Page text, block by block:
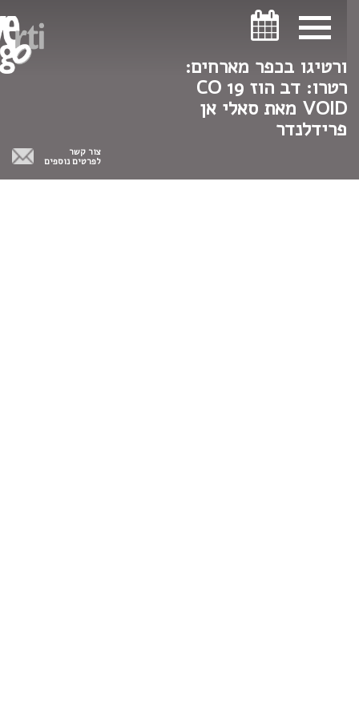
ורטיגו בכפר מארחים:
רטרו: דב הוז 19 CO
VOID מאת סאלי אן
פרידלנדר
צור קשר
לפרטים נוספים